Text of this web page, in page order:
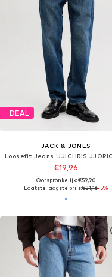
DEAL
JACK & JONES
€19,96
Oorspronkelijk: €59,90
Laatste laagste prijs:€21,16-5%